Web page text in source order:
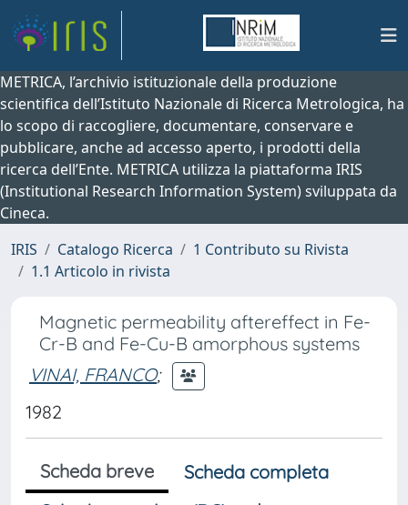
METRICA, l’archivio istituzionale della produzione
scientifica dell’Istituto Nazionale di Ricerca Metrologica, ha
lo scopo di raccogliere, documentare, conservare e
pubblicare, anche ad accesso aperto, i prodotti della
ricerca dell’Ente. METRICA utilizza la piattaforma IRIS
(Institutional Research Information System) sviluppata da
Cineca.
IRIS
Catalogo Ricerca
1 Contributo su Rivista
1.1 Articolo in rivista
Magnetic permeability aftereffect in Fe-
Cr-B and Fe-Cu-B amorphous systems
VINAI, FRANCO;
1982
Scheda breve
Scheda completa